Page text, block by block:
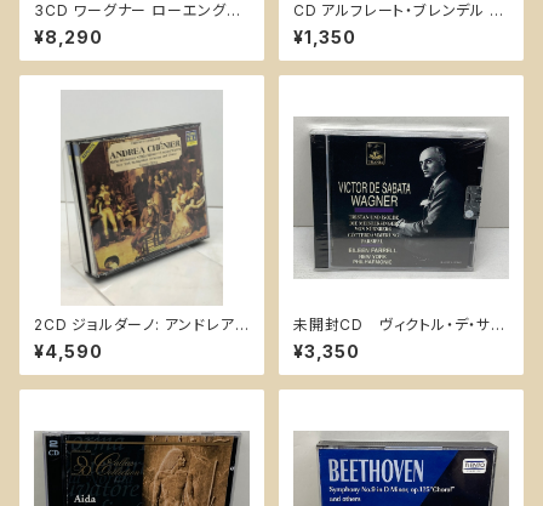
3CD ワーグナー ローエングリ
ン ロリン・マゼール ヴィント
ガッセン バイロイト 1960Wag
ner: Lohengrin Wolfgang
¥8,290
CD アルフレート・ブレンデル Al
fred Brendel Forellen-Qui
ntet a-Dur D Pgd/Philips S
chubert
¥1,350
2CD ジョルダーノ: アンドレア・
シェニエGiordano: Andrea C
henier - NEW Nuova Era -
New York Metropolitan Op
¥4,590
未開封CD ヴィクトル・デ・サバ
タ ワーグナー トリスタンと
イゾルデ アイリーン・ファレ
ル
¥3,350